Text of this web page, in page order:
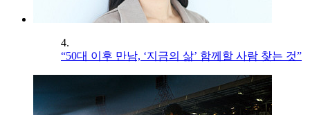
4.
“50대 이후 만남, ‘지금의 삶’ 함께할 사람 찾는 것”